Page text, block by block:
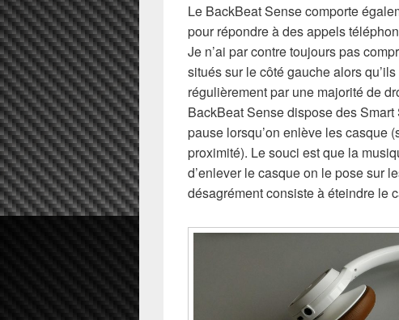
Le BackBeat Sense comporte
pour répondre à des appels
Je n’ai par contre toujours pas
situés sur le côté gauche alors
régulièrement par une majorité de
BackBeat Sense dispose des
pause lorsqu’on enlève les casque
proximité). Le souci est que la
d’enlever le casque on le pose sur
désagrément consiste à éteindre le